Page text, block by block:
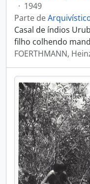
· 1949
Parte de
Casal de índios
filho colhendo
FOERTHMANN,